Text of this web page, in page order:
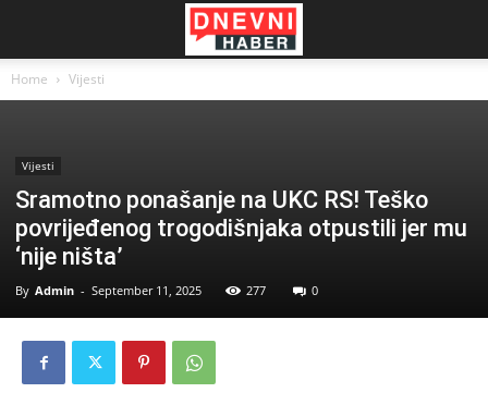
Home Vijesti
Vijesti
Sramotno ponašanje na UKC RS! Teško
povrijeđenog trogodišnjaka otpustili jer mu
‘nije ništa’
By Admin - September 11, 2025 277 0